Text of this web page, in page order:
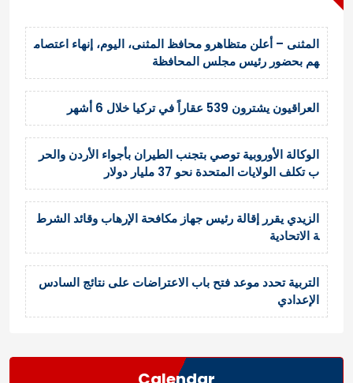
المثنى – أعلن متظاهرو محافظ المثنى، اليوم، إنهاء اعتصام
هم بحضور رئيس مجلس المحافظة
العراقيون يشترون 539 عقاراً في تركيا خلال 6 أشهر
الوكالة الأوروبية توصي بتجنب الطيران بأجواء الأردن والحر
ب تكلف الولايات المتحدة نحو 37 مليار دولار
الزيدي يقرر إقالة رئيس جهاز مكافحة الإرهاب وقائد الشرط
ة الاتحادية
التربية تحدد موعد فتح باب الاعتراضات على نتائج السادس
الإعدادي